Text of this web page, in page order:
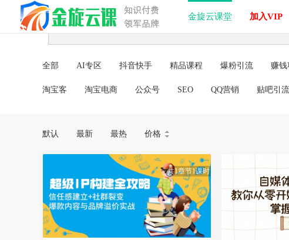
金旋云课堂 加入VIP
全部 AI专区 抖音快手 精品课程 爆粉引流 赚钱
淘宝客 淘宝电商 公众号 SEO QQ营销 贴吧引流
默认 最新 最热 价格 

共1章节1课时